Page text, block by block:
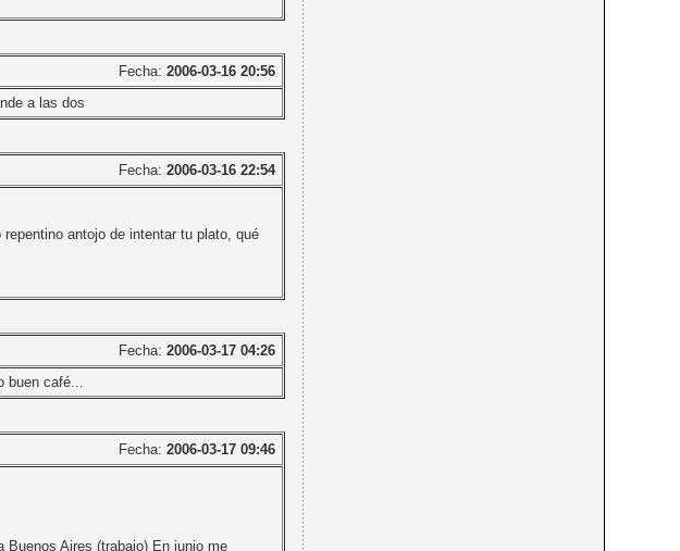
Fecha: 2006-03-16 20:56
a las dos
Fecha: 2006-03-16 22:54
antojo de intentar tu plato, qué
Fecha: 2006-03-17 04:26
buen café...
Fecha: 2006-03-17 09:46
Aires (trabajo) En junio me